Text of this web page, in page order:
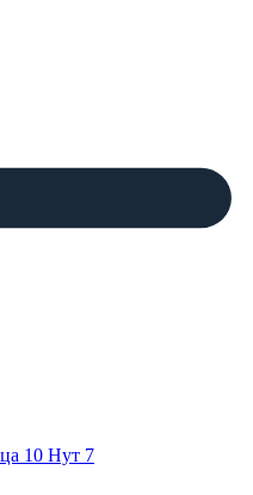
10 Нут 7